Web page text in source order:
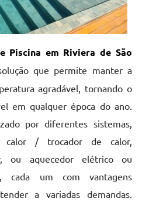
Piscina em Riviera de São
que permite manter a
agradável, tornando o
em qualquer época do ano.
por diferentes sistemas,
calor / trocador de calor,
ou aquecedor elétrico ou
cada um com vantagens
a variadas demandas.